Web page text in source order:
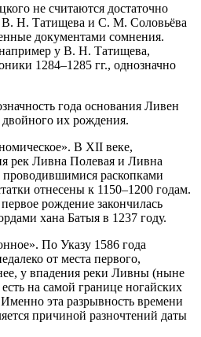
не считаются достаточно
В. Н. Татищева и С. М. Соловьёва
документами сомнения.
у В. Н. Татищева,
1284–1285 гг., однозначно
года основания Ливен
их рождения.
В XII веке,
рек Ливна Полевая и Ливна
раскопками
отнесены к 1150–1200 годам.
рождение закончилась
хана Батыя в 1237 году.
По Указу 1586 года
от места первого,
у впадения реки Ливны (ныне
на самой границе ногайских
эта разрывность времени
причиной разночтений даты